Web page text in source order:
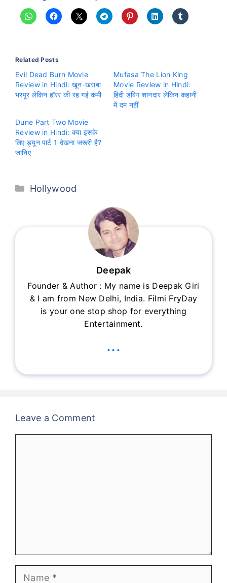
Related Posts
Evil Dead Burn Movie
Review in Hindi: खून-खराबा
भरपूर लेकिन हॉरर की रह गई कमी
Mufasa The Lion King
Movie Review in Hindi:
हिंदी डबिंग शानदार लेकिन कहानी
में दम नहीं
Dune Part Two Movie
Review in Hindi: क्या इसके
लिए ड्यून पार्ट 1 देखना जरूरी है?
जानिए
Categories
Hollywood
Deepak
Founder & Author : My name is Deepak Giri
& I am from New Delhi, India. Filmi FryDay
is your one stop shop for everything
Entertainment.
...
Leave a Comment
Name